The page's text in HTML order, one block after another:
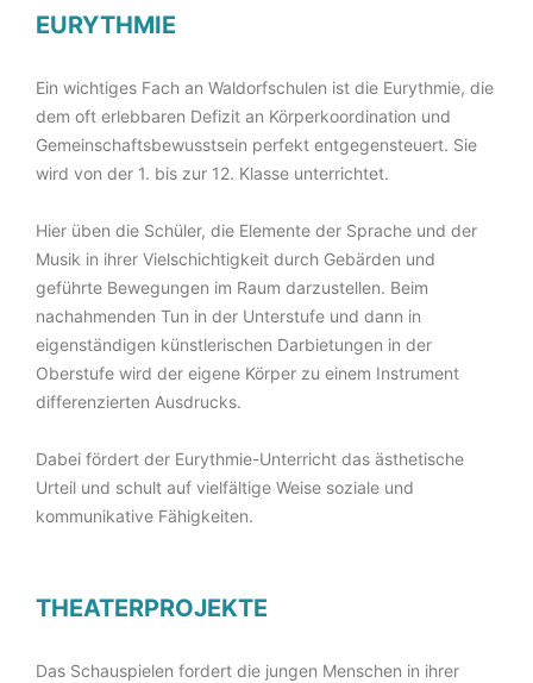
EURYTHMIE
Ein wichtiges Fach an Waldorfschulen ist die Eurythmie, die
dem oft erlebbaren Defizit an Körperkoordination und
Gemeinschaftsbewusstsein perfekt entgegensteuert. Sie
wird von der 1. bis zur 12. Klasse unterrichtet.
Hier üben die Schüler, die Elemente der Sprache und der
Musik in ihrer Vielschichtigkeit durch Gebärden und
geführte Bewegungen im Raum darzustellen. Beim
nachahmenden Tun in der Unterstufe und dann in
eigenständigen künstlerischen Darbietungen in der
Oberstufe wird der eigene Körper zu einem Instrument
differenzierten Ausdrucks.
Dabei fördert der Eurythmie-Unterricht das ästhetische
Urteil und schult auf vielfältige Weise soziale und
kommunikative Fähigkeiten.
THEATERPROJEKTE
Das Schauspielen fordert die jungen Menschen in ihrer